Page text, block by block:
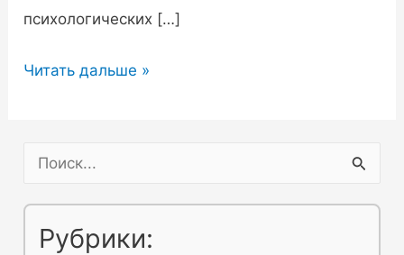
психологических […]
Эффективный
страха
тревоги
Читать дальше »
Рубрики: